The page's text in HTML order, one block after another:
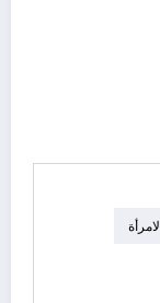
لامرأة